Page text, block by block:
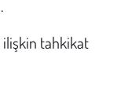
tahkikat